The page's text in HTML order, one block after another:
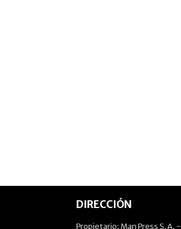
DIRECCIÓN
Propietario: Man Press S.A. -